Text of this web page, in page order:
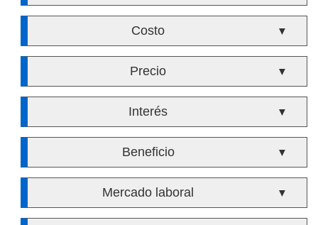
Costo ▼
Precio ▼
Interés ▼
Beneficio ▼
Mercado laboral ▼